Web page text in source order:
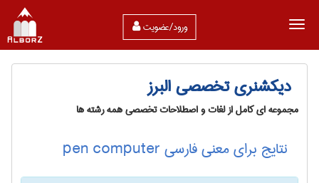
ورود/عضویت
دیکشنری تخصصی البرز
مجموعه ای کامل از لغات و اصطلاحات تخصصی همه رشته ها
نتایج برای معنی فارسی pen computer